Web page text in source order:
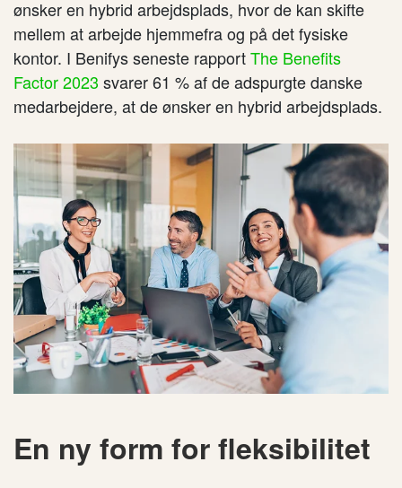
ønsker en hybrid arbejdsplads, hvor de kan skifte
mellem at arbejde hjemmefra og på det fysiske
kontor. I Benifys seneste rapportThe Benefits
Factor 2023 svarer 61 % af de adspurgte danske
medarbejdere, at de ønsker en hybrid arbejdsplads.
En ny form for fleksibilitet